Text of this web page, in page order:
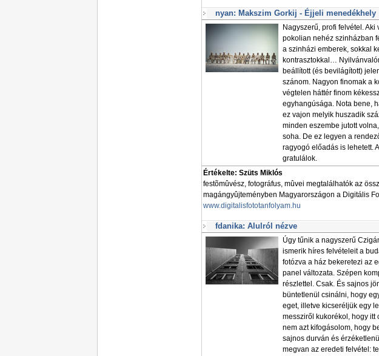
nyan: Makszim Gorkij - Éjjeli menedékhely
Nagyszerű, profi felvétel.
pokolian nehéz szinházban
a szinházi emberek, sokkal
kontrasztokkal…
beállított (és bevilágított)
szánom. Nagyon finomak a
végtelen háttér finom
egyhangúsága. Nota bene,
ez vajon melyik huszadik
minden eszembe jutott
soha. De ez legyen a
ragyogó előadás is lehetett.
gratulálok.
Értékelte: Szüts Miklós
festõmûvész, fotográfus, mûvei megtalálhatók az
magángyûjteményben Magyarországon a Digitális
www.digitalisfototanfolyam.hu
fdanika: Alulról nézve
Úgy tűnik a nagyszerű
ismerik híres felvételeit a
fotózva a ház bekeretezi az
panel változata. Szépen
részlettel. Csak. És sajnos
büntetlenül csinálni, hogy
eget, illetve kicseréljük egy
messziről kukorékol, hogy itt
nem azt kifogásolom, hogy
sajnos durván és
megvan az eredeti felvétel: